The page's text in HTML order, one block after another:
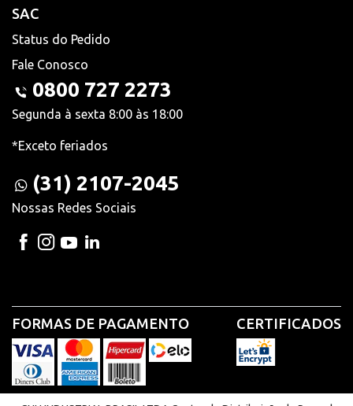
SAC
Status do Pedido
Fale Conosco
0800 727 2273
Segunda à sexta 8:00 às 18:00
*Exceto feriados
(31) 2107-2045
Nossas Redes Sociais
FORMAS DE PAGAMENTO CERTIFICADOS